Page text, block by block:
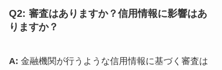
Q2: 審査はありますか？信用情報に影響はあ
りますか？
A: 金融機関が行うような信用情報に基づく審査は